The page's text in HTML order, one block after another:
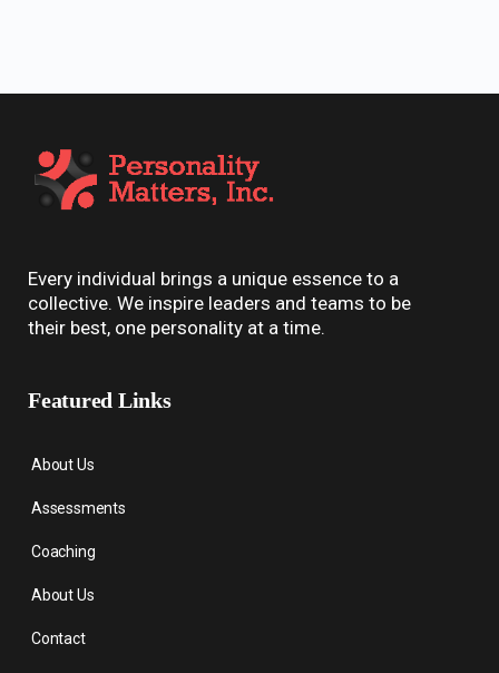
Every individual brings a unique essence to a
collective. We inspire leaders and teams to be
their best, one personality at a time.
Featured Links
About Us
Assessments
Coaching
About Us
Contact